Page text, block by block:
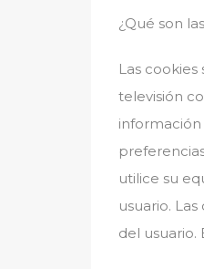
¿Qué son
Las
televisión
utilice su
usuario.
del usuario.